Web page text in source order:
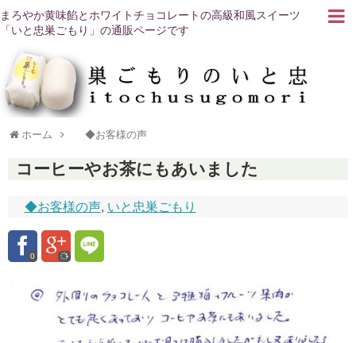
まろやか黄味餡とホワイトチョコレートの高級和風スイーツ
「いと忠巣ごもり」の通販ページです
ホーム ◆お客様の声
コーヒーやお茶にもあいました
◆お客様の声, いと忠巣ごもり
0